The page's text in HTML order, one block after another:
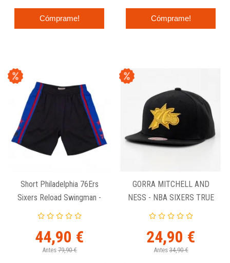
Cómprame! Cómprame!
Short Philadelphia 76Ers
Sixers Reload Swingman -
Mitchell & Ness Negro.
44,90 €
Antes 79,90 €
GORRA MITCHELL AND
NESS - NBA SIXERS TRUE
LUCK.
24,90 €
Antes 34,90 €